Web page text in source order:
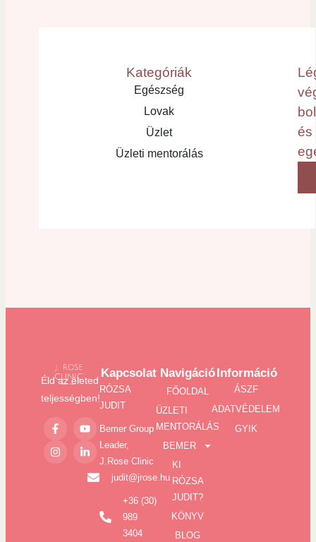
Kategóriák
Egészség
Lovak
Üzlet
Üzleti mentorálás
és
Éld az életed
teljességben!
Kapcsolat
RÓZSA
JUDIT
Bemer Group
Leader,
J.Rose Clinic
judit@jrose.hu
+36 (30)
989
3404
Navigáció
FŐOLDAL
ÜZLETI
MENTORÁLÁS
BEMER
KI
RÓZSA
JUDIT?
KÖNYV
BLOG
Információ
ÁSZF
ADATVÉDELEM
GYIK